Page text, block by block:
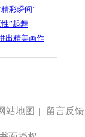
彩瞬间”
”起舞
出精美画作
站地图 | 留言反馈